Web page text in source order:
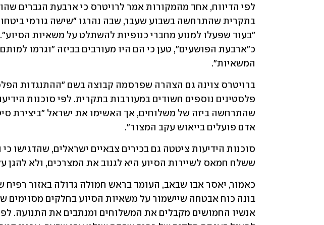
המשאיות".
אדם פועלים בייאוש עקב המצור".
ששלח חמאס לשיירות הסיוע היא לגנוב את המצרכים, ולא להגן